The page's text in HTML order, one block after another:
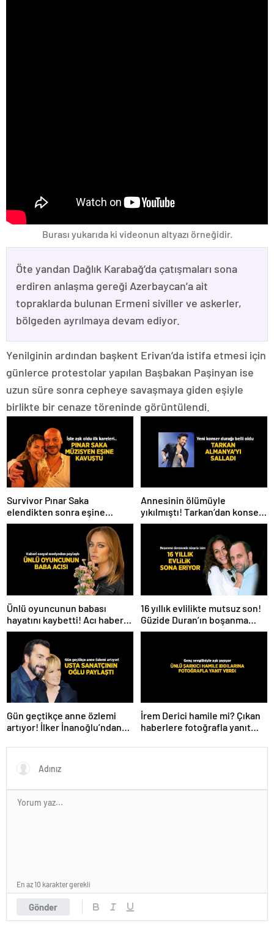
Burası yukarıda ki videonun altyazı örneğidir.
Öte yandan Dağlık Karabağ’da çatışmaları sona
erdiren anlaşma gereği Azerbaycan’a ait
topraklarda bulunan Ermeni siviller ve askerler,
bölgeden ayrılmaya devam ediyor.
Yenilginin ardından başkent Erivan’da istifa etmesi için
günlerce protestolar yapılan Başbakan Paşinyan ise
uzun süre sonra cepheye savaşmaya giden eşiyle
birlikte bir cenaze töreninde görüntülendi.
Survivor Pınar Saka
elendikten sonra eşine
kavuştu! Aşk dolu fotoğrafını
Instagram’dan paylaştı
Annesinin ölümüyle
yıkılmıştı! Tarkan’dan konser
paylaşımı
Ünlü oyuncunun babası
hayatını kaybetti! Acı haberi
sosyal medyadan duyurdu
16 yıllık evlilikte mutsuz son!
Güzide Duran’ın boşanma
davasında sürpriz isim tanık
Gün geçtikçe anne özlemi
artıyor! İlker İnanoğlu’ndan
İrem Derici hamile mi? Çıkan
haberlere fotoğrafla yanıt
Gönder
En az 10 karakter gerekli